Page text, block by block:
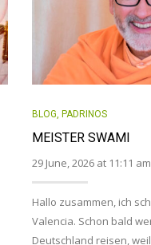
BLOG PADRINOS
MEISTER SWAMI
29 June, 2026 at 11:11
Hallo zusammen, ich
Valencia. Schon bald
Deutschland reisen,